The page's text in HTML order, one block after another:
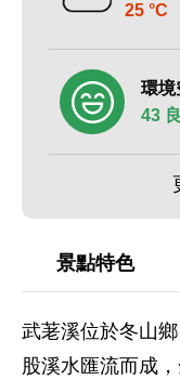
25 °C
環境
43
景點特色
武荖溪位於冬山
股溪水匯流而成